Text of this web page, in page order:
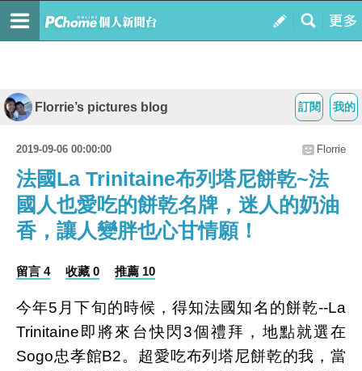
我的
訂閱
Florrie’s pictures blog
2019-09-06 00:00:00 Florrie
法國La Trinitaine布列塔尼餅乾~法
國人也愛吃的餅乾名牌，迷人的奶油
香，讓人變胖也心甘情願！
留言 4 收藏 0 推薦 10
今年5月下旬的時候，得知法國知名的餅乾--La
Trinitaine即將來台快閃3個禮拜，地點就選在
Sogo忠孝館B2。超愛吃布列塔尼餅乾的我，當